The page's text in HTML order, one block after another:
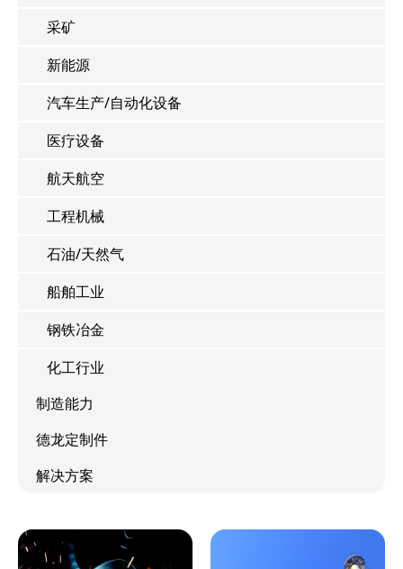
采矿
新能源
汽车生产/自动化设备
医疗设备
航天航空
工程机械
石油/天然气
船舶工业
钢铁冶金
化工行业
制造能力
德龙定制件
解决方案